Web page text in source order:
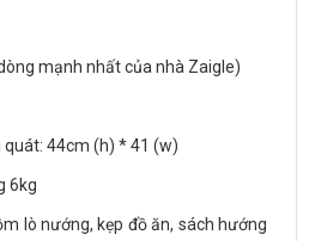
mạnh nhất của nhà Zaigle)
44cm (h) * 41 (w)
6kg
lò nướng, kẹp đồ ăn, sách hướng